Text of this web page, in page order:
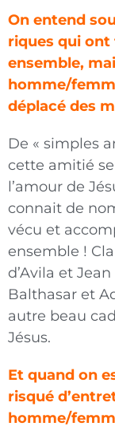
On entend
riques qui ont
ensemble,
homme/
déplacé des
De « simples
cette amitié
l’amour de
connait de
vécu et
ensemble !
d’Avila et
Balthasar et
autre beau
Jésus.
Et quand on
risqué
homme/